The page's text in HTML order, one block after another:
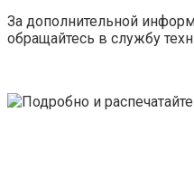
За дополнительной
обращайтесь в службу